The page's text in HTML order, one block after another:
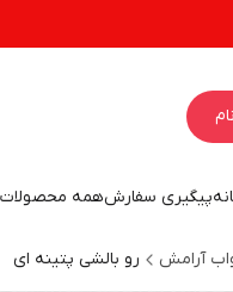
پیگیری سفارشهمه محصولات
آرامش رو بالشی پتینه ای